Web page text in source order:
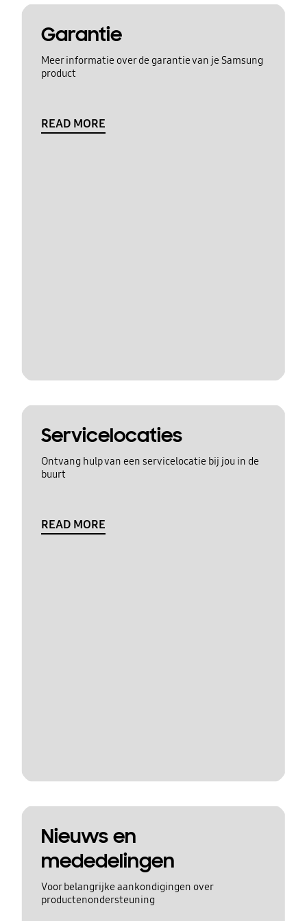
Garantie
Meer informatie over de garantie van je Samsung
product
READ MORE
Servicelocaties
Ontvang hulp van een servicelocatie bij jou in de
buurt
READ MORE
Nieuws en
mededelingen
Voor belangrijke aankondigingen over
productenondersteuning